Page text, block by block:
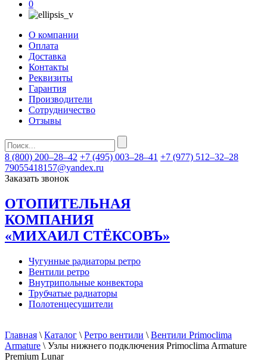
0
О компании
Оплата
Доставка
Контакты
Реквизиты
Гарантия
Производители
Сотрудничество
Отзывы
8 (800) 200–28–42 +7 (495) 003–28–41 +7 (977) 512–32–28
79055418157@yandex.ru
Заказать звонок
ОТОПИТЕЛЬНАЯ
КОМПАНИЯ
«МИХАИЛ СТЁКСОВЪ»
Чугунные радиаторы ретро
Вентили ретро
Внутрипольные конвектора
Трубчатые радиаторы
Полотенцесушители
Главная \ Каталог \ Ретро вентили \ Вентили Primoclima
Armature \ Узлы нижнего подключения Primoclima Armature
Premium Lunar